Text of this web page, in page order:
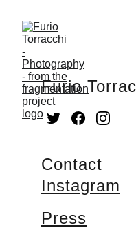
Contact
Instagram
Furio
Press